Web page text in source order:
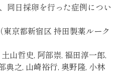
同日採卵を行った症例につい
京都新宿区 持田製薬ルーク
土山哲史, 阿部崇, 福田淳一郎,
典之, 山崎裕行, 奥野隆, 小林